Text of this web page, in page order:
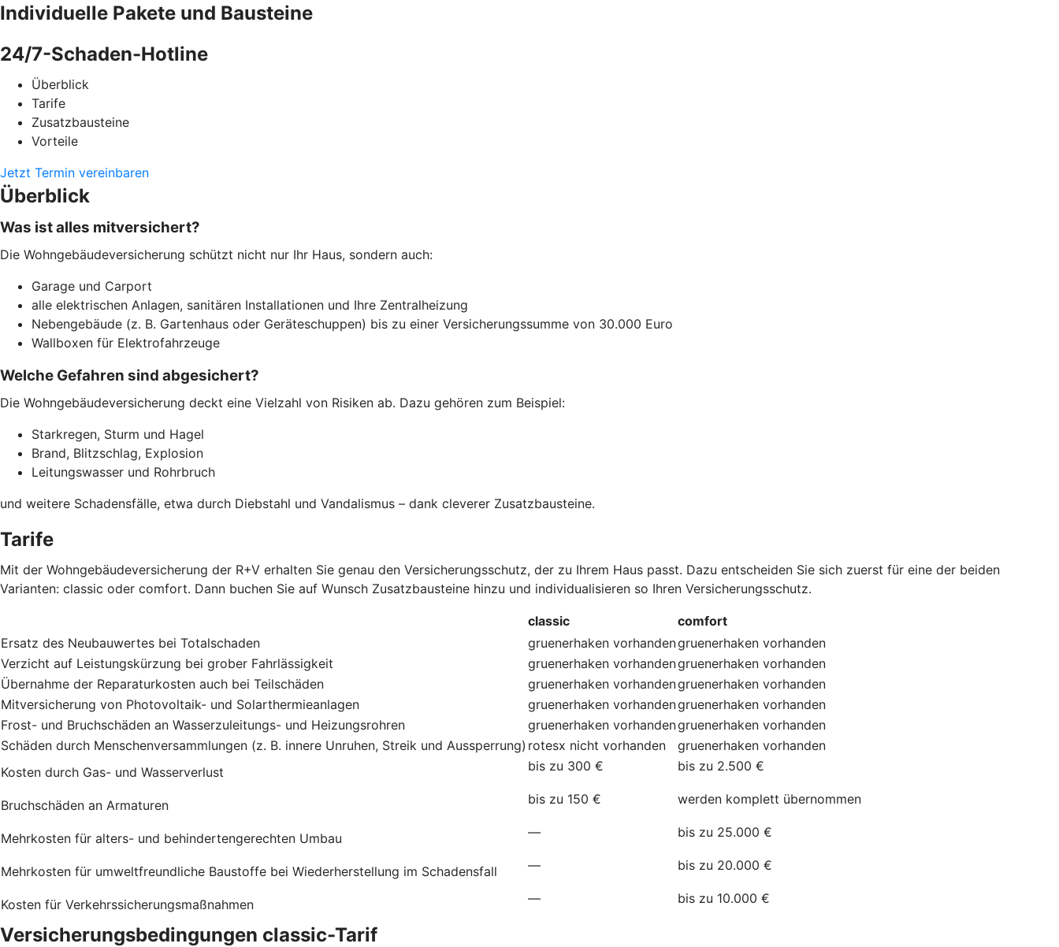
Individuelle Pakete und Bausteine
24/7-Schaden-Hotline
Überblick
Tarife
Zusatzbausteine
Vorteile
Jetzt Termin vereinbaren
Überblick
Was ist alles mitversichert?
Die Wohngebäudeversicherung schützt nicht nur Ihr Haus, sondern auch:
Garage und Carport
alle elektrischen Anlagen, sanitären Installationen und Ihre Zentralheizung
Nebengebäude (z. B. Gartenhaus oder Geräteschuppen) bis zu einer Versicherungssumme von 30.000 Euro
Wallboxen für Elektrofahrzeuge
Welche Gefahren sind abgesichert?
Die Wohngebäudeversicherung deckt eine Vielzahl von Risiken ab. Dazu gehören zum Beispiel:
Starkregen, Sturm und Hagel
Brand, Blitzschlag, Explosion
Leitungswasser und Rohrbruch
und weitere Schadensfälle, etwa durch Diebstahl und Vandalismus – dank cleverer Zusatzbausteine.
Tarife
Mit der Wohngebäudeversicherung der R+V erhalten Sie genau den Versicherungsschutz, der zu Ihrem Haus passt. Dazu entscheiden Sie sich zuerst für eine der beiden
Varianten: classic oder comfort. Dann buchen Sie auf Wunsch Zusatzbausteine hinzu und individualisieren so Ihren Versicherungsschutz.
classic
comfort
Ersatz des Neubauwertes bei Totalschaden
gruenerhaken vorhandengruenerhaken vorhanden
Verzicht auf Leistungskürzung bei grober Fahrlässigkeit
gruenerhaken vorhandengruenerhaken vorhanden
Übernahme der Reparaturkosten auch bei Teilschäden
gruenerhaken vorhandengruenerhaken vorhanden
Mitversicherung von Photovoltaik- und Solarthermieanlagen
gruenerhaken vorhandengruenerhaken vorhanden
Frost- und Bruchschäden an Wasserzuleitungs- und Heizungsrohren
gruenerhaken vorhandengruenerhaken vorhanden
Schäden durch Menschenversammlungen (z. B. innere Unruhen, Streik und Aussperrung) rotesx nicht vorhanden gruenerhaken vorhanden
Kosten durch Gas- und Wasserverlust
bis zu 300 € bis zu 2.500 €
Bruchschäden an Armaturen bis zu 150 € werden komplett übernommen
Mehrkosten für alters- und behindertengerechten Umbau — bis zu 25.000 €
Mehrkosten für umweltfreundliche Baustoffe bei Wiederherstellung im Schadensfall — bis zu 20.000 €
Kosten für Verkehrssicherungsmaßnahmen — bis zu 10.000 €
Versicherungsbedingungen classic-Tarif